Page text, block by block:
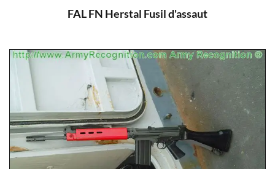
FAL FN Herstal Fusil d'assaut